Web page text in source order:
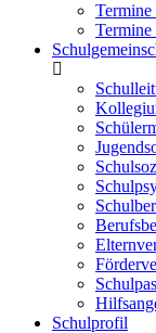
Termine
Schulprofil